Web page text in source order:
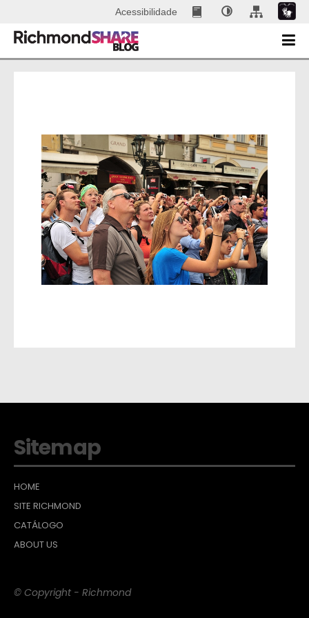
Acessibilidade
Sitemap
HOME
SITE RICHMOND
CATÁLOGO
ABOUT US
© Copyright - Richmond